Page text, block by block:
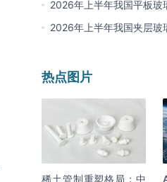
2026年上半年我国平板
重量箱 同比下降5.7% 其
2026年上半年我国夹层玻
热点图片
稀土管制重塑格局：中